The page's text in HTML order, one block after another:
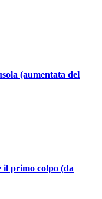
(aumentata del
il primo colpo (da